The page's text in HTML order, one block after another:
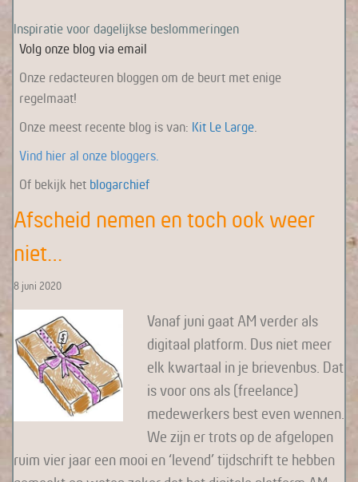
Inspiratie voor dagelijkse beslommeringen
Volg onze blog via email
Onze redacteuren bloggen om de beurt met enige
regelmaat!
Onze meest recente blog is van: Kit Le Large
Vind hier al onze bloggers.
Of bekijk het blogarchief
Afscheid nemen en toch ook weer
niet…
8 juni 2020
Vanaf juni gaat AM verder als
digitaal platform. Dus niet meer
elk kwartaal in je brievenbus. Dat
is voor ons als (freelance)
medewerkers best even wennen.
We zijn er trots op de afgelopen
ruim vier jaar een mooi en ‘levend’ tijdschrift te hebben